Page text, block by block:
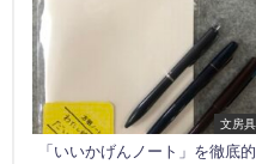
文房具
「いいかげんノート」を徹底的